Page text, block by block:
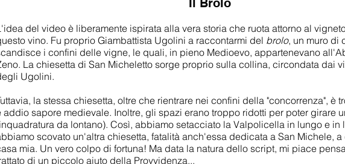
Il Brolo
del video è liberamente ispirata alla vera storia che ruota attorno al
vino. Fu proprio Giambattista Ugolini a raccontarmi del brolo, un muro di
i confini delle vigne, le quali, in pieno Medioevo, appartenevano
. La chiesetta di San Micheletto sorge proprio sulla collina, circondata dai
Ugolini.
la stessa chiesetta, oltre che rientrare nei confini della "concorrenza", è
addio sapore medievale. Inoltre, gli spazi erano troppo ridotti per poter girare
da lontano). Così, abbiamo setacciato la Valpolicella in lungo e in
scovato un'altra chiesetta, fatalità anch'essa dedicata a San Michele,
mia. Un vero colpo di fortuna! Ma data la natura dello script, mi piace
di un piccolo aiuto della Provvidenza...